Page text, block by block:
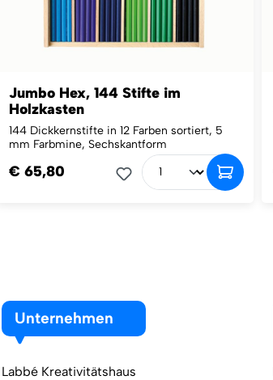
Jumbo Hex, 144 Stifte im
Holzkasten
144 Dickkernstifte in 12 Farben sortiert, 5
mm Farbmine, Sechskantform
€ 65,80
Unternehmen
Labbé Kreativitätshaus